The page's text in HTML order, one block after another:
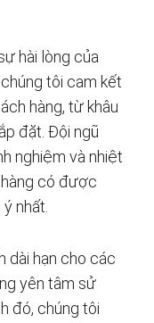
hài lòng của
tôi cam kết
hàng, từ khâu
đặt. Đội ngũ
nghiệm và nhiệt
có được
nhất.
dài hạn cho các
yên tâm sử
đó, chúng tôi